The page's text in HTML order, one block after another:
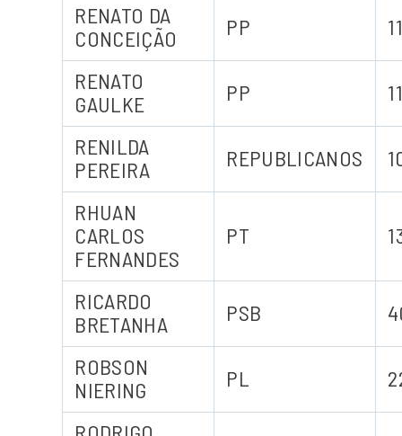
RENATO DA
CONCEIÇÃO
PP
RENATO
GAULKE
PP
RENILDA
PEREIRA
REPUBLICANOS
RHUAN
CARLOS
FERNANDES
PT
RICARDO
BRETANHA
PSB
ROBSON
NIERING
PL